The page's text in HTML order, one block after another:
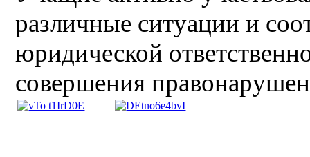
различные ситуации и
юридической
совершения